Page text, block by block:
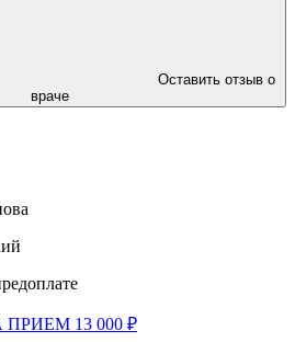
Оставить отзыв о
враче
13 000 ₽